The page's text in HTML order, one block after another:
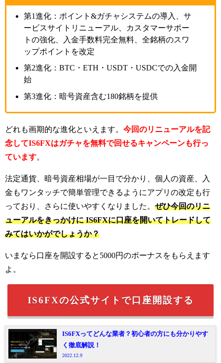
第1進化：ポイント&ガチャシステムの導入、サ
ービスサイトリニューアル、カスタマーサポー
トの強化、入金手数料完全無料、全銘柄のスワ
ップポイントを改定
第2進化：BTC・ETH・USDT・USDCでの入金開
始
第3進化：暗号資産含む180銘柄を提供
どれも画期的な進化といえます。 今回のリニューアルを記
念してIS6FXはガチャを無料で回せるキャンペーンも行っ
ています。
法定通貨、暗号資産相場が一目で分かり、個人の資産、入
金もワンタッチで簡単管理できるようにアプリの改定も行
っており、
さらに使いやすくなりました。 ぜひ今回のリニ
ューアルをきっかけに IS6FXに口座を開いてトレードして
みてはいかがでしょうか？
いまなら口座を開設すると5000円のボーナスをもらえます
よ。
IS6FXの公式サイトで口座開設する
IS6FXってどんな業者？初心者の方にも分かりやす
く徹底解説！
2022.12.9